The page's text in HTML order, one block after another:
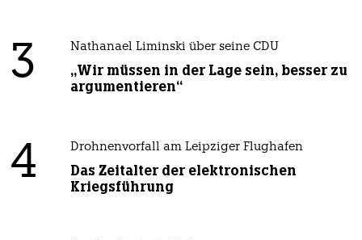
3 Nathanael Liminski über seine CDU
„Wir müssen in der Lage sein, besser zu
argumentieren“
4 Drohnenvorfall am Leipziger Flughafen
Das Zeitalter der elektronischen
Kriegsführung